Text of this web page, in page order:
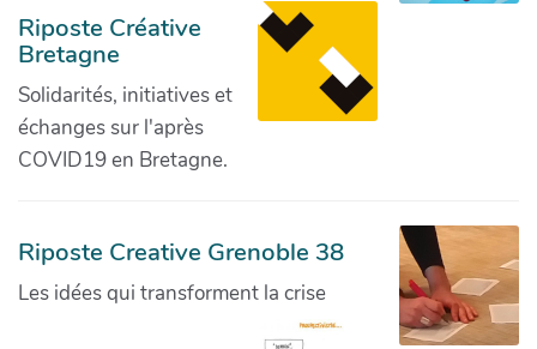
Riposte Créative
Bretagne
Solidarités, initiatives et
échanges sur l'après
COVID19 en Bretagne.
Riposte Creative Grenoble 38
Les idées qui transforment la crise